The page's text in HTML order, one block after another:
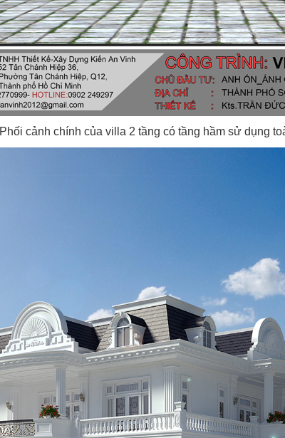
Phối cảnh chính của villa 2 tầng có tầng hầm sử dụng